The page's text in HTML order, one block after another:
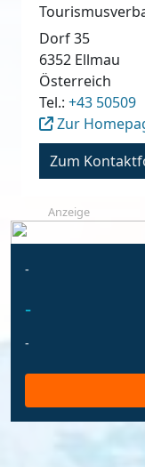
Dorf 35
6352 Ellmau
Österreich
Tel.: +43 50509
Zur
Zum
Anzeige
-
-
-